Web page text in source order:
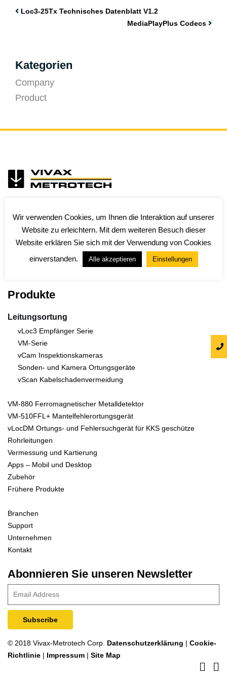
Loc3-25Tx Technisches Datenblatt V1.2
MediaPlayPlus Codecs
Kategorien
Company
Product
Produkte
Leitungsortung
vLoc3 Empfänger Serie
VM-Serie
vCam Inspektionskameras
Sonden- und Kamera Ortungsgeräte
vScan Kabelschadenvermeidung
VM-880 Ferromagnetischer Metalldetektor
VM-510FFL+ Mantelfehlerortungsgerät
vLocDM Ortungs- und Fehlersuchgerät für KKS geschütze
Rohrleitungen
Vermessung und Kartierung
Apps – Mobil und Desktop
Zubehör
Frühere Produkte
Branchen
Support
Unternehmen
Kontakt
Abonnieren Sie unseren Newsletter
© 2018 Vivax-Metrotech Corp. Datenschutzerklärung | Cookie-
Richtlinie | Impressum | Site Map
Wir verwenden Cookies, um Ihnen die Interaktion auf unserer
Website zu erleichtern. Mit dem weiteren Besuch dieser
Website erklären Sie sich mit der Verwendung von Cookies
einverstanden.
Alle akzeptieren Einstellungen